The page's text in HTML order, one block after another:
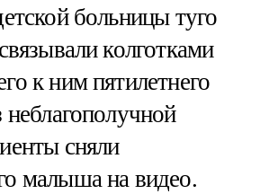
больницы туго
колготками
к ним пятилетнего
неблагополучной
сняли
малыша на видео.